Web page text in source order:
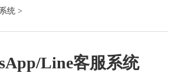
统 >
Line客服系统